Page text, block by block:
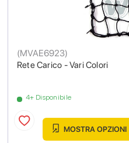
Rete Carico - Vari Colori
(MVAE6923)
4+ Disponibile
MOSTRA OPZIONI